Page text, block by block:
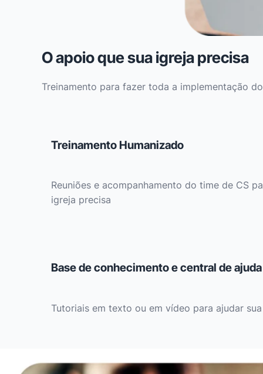
O apoio que sua igreja precisa
Treinamento para fazer toda a implementação
Treinamento Humanizado
Reuniões e acompanhamento do time de CS
igreja precisa
Base de conhecimento e central de ajuda
Tutoriais em texto ou em vídeo para ajudar